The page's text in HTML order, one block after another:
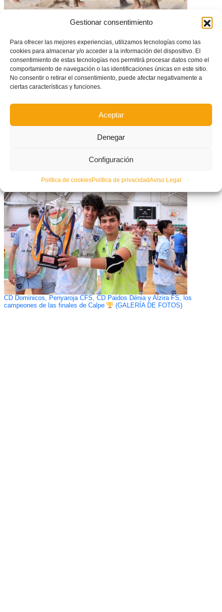
Gestionar consentimiento
Para ofrecer las mejores experiencias, utilizamos tecnologías como las
cookies para almacenar y/o acceder a la información del dispositivo. El
consentimiento de estas tecnologías nos permitirá procesar datos como el
comportamiento de navegación o las identificaciones únicas en este sitio.
No consentir o retirar el consentimiento, puede afectar negativamente a
ciertas características y funciones.
Aceptar
Denegar
Configuración
Política de cookiesPolítica de privacidadAviso Legal
Fiesta del fútbol playa en La Patacona para clausurar una temporada
AMPLIACIÓN – La FFCV para las competiciones hasta el 30 de marzo
CD Dominicos, Penyaroja CFS, CD Paidos Dénia y Alzira FS, los
campeones de las finales de Calpe
(GALERÍA DE FOTOS)